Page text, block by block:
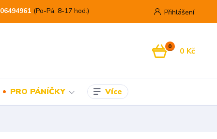
Přihlášení
(Po-Pá, 8-17 hod.)
0 0 Kč
PRO PÁNÍČKY Více